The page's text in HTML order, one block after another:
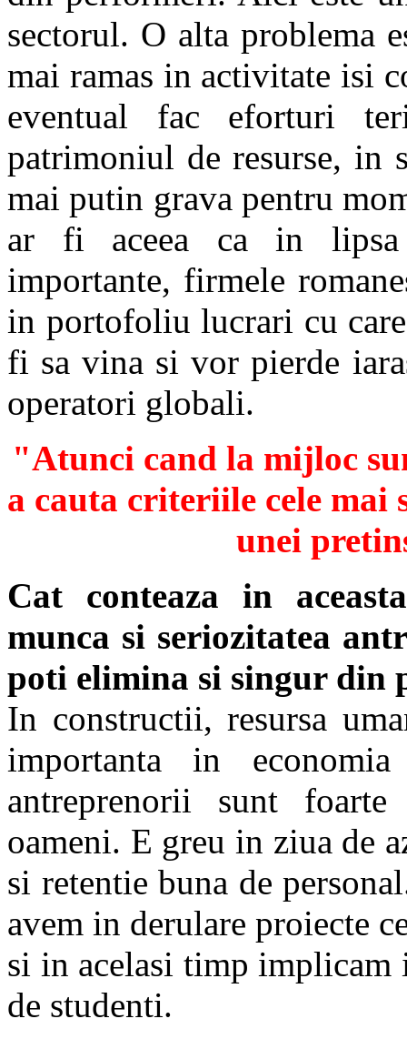
sectorul. O alta problema
mai ramas in activitate isi
eventual fac eforturi
patrimoniul de resurse, in
mai putin grava pentru
ar fi aceea ca in lipsa
importante, firmele
in portofoliu lucrari cu
fi sa vina si vor pierde
operatori globali.
"Atunci cand la mijloc
a cauta criteriile cele mai
unei
Cat conteaza in
munca si seriozitatea
poti elimina si singur din
In constructii, resursa
importanta in
antreprenorii sunt
oameni. E greu in ziua de
si retentie buna de
avem in derulare proiecte
si in acelasi timp implicam
de studenti.